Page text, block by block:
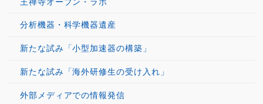
分析機器・科学機器遺産
新たな試み「小型加速器の構築」
新たな試み「海外研修生の受け入れ」
外部メディアでの情報発信